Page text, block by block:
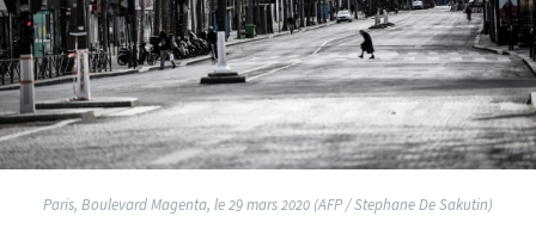
Paris, Boulevard Magenta, le 29 mars 2020 (AFP / Stephane De Sakutin)